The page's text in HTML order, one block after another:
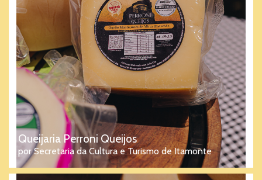
Queijaria Perroni Queijos
por Secretaria da Cultura e Turismo de Itamonte